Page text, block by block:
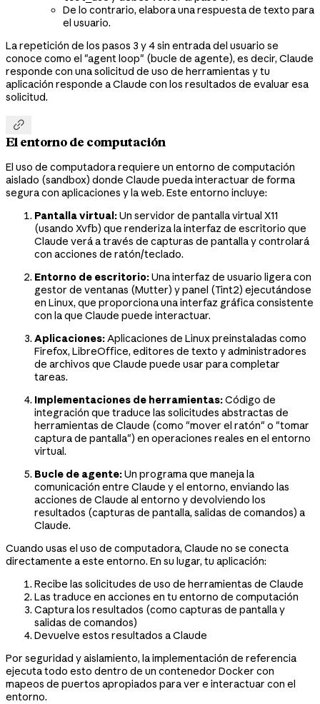
De lo contrario, elabora una respuesta de texto para
el usuario.
La repetición de los pasos 3 y 4 sin entrada del usuario se
conoce como el "agent loop" (bucle de agente), es decir, Claude
responde con una solicitud de uso de herramientas y tu
aplicación responde a Claude con los resultados de evaluar esa
solicitud.

El entorno de computación
El uso de computadora requiere un entorno de computación
aislado (sandbox) donde Claude pueda interactuar de forma
segura con aplicaciones y la web. Este entorno incluye:
Pantalla virtual:Un servidor de pantalla virtual X11
(usando Xvfb) que renderiza la interfaz de escritorio que
Claude verá a través de capturas de pantalla y controlará
con acciones de ratón/teclado.
Entorno de escritorio:Una interfaz de usuario ligera con
gestor de ventanas (Mutter) y panel (Tint2) ejecutándose
en Linux, que proporciona una interfaz gráfica consistente
con la que Claude puede interactuar.
Aplicaciones:Aplicaciones de Linux preinstaladas como
Firefox, LibreOffice, editores de texto y administradores
de archivos que Claude puede usar para completar
tareas.
Implementaciones de herramientas:Código de
integración que traduce las solicitudes abstractas de
herramientas de Claude (como "mover el ratón" o "tomar
captura de pantalla") en operaciones reales en el entorno
virtual.
Bucle de agente:Un programa que maneja la
comunicación entre Claude y el entorno, enviando las
acciones de Claude al entorno y devolviendo los
resultados (capturas de pantalla, salidas de comandos) a
Claude.
Cuando usas el uso de computadora, Claude no se conecta
directamente a este entorno. En su lugar, tu aplicación:
Recibe las solicitudes de uso de herramientas de Claude
Las traduce en acciones en tu entorno de computación
Captura los resultados (como capturas de pantalla y
salidas de comandos)
Devuelve estos resultados a Claude
Por seguridad y aislamiento, la implementación de referencia
ejecuta todo esto dentro de un contenedor Docker con
mapeos de puertos apropiados para ver e interactuar con el
entorno.